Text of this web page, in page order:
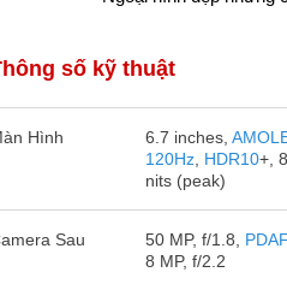
số kỹ thuật
Hình 6.7 inches,
120Hz, HDR10+,
nits (peak)
Sau 50 MP, f/1.8, PDAF,
8 MP, f/2.2